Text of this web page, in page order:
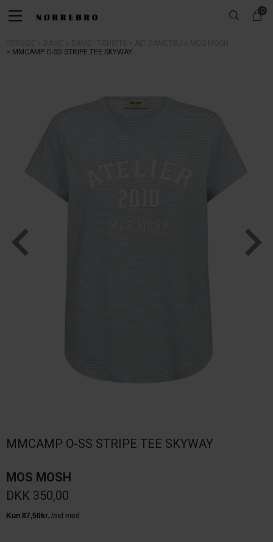
0
MMCAMP O-SS STRIPE TEE SKYWAY
MMCAMP O-SS STRIPE TEE SKYWAY
MOS MOSH
DKK 350,00